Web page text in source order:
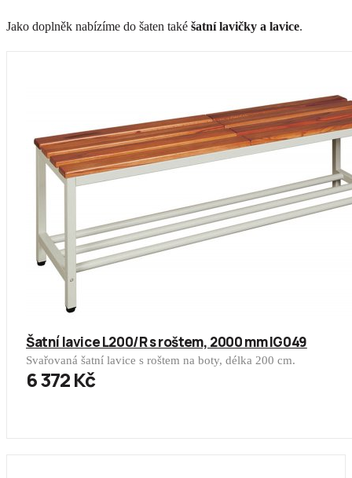
Jako doplněk nabízíme do šaten také šatní lavičky a lavice.
Šatní lavice L200/R s roštem, 2000 mm IG049
Svařovaná šatní lavice s roštem na boty, délka 200 cm.
6 372 Kč